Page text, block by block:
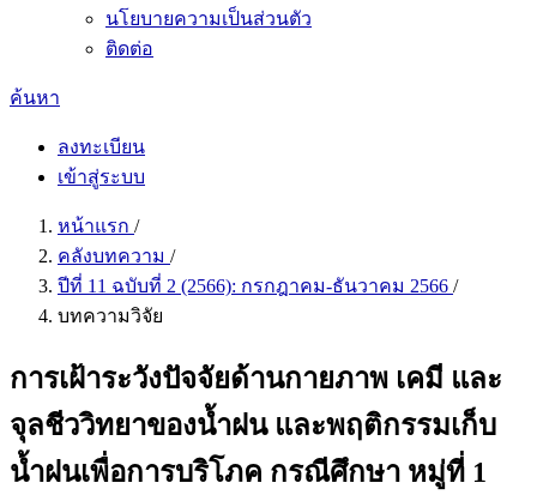
นโยบายความเป็นส่วนตัว
ติดต่อ
ค้นหา
ลงทะเบียน
เข้าสู่ระบบ
หน้าแรก /
คลังบทความ /
ปีที่ 11 ฉบับที่ 2 (2566): กรกฎาคม-ธันวาคม 2566 /
บทความวิจัย
การเฝ้าระวังปัจจัยด้านกายภาพ เคมี และ
จุลชีววิทยาของน้ำฝน และพฤติกรรมเก็บ
น้ำฝนเพื่อการบริโภค กรณีศึกษา หมู่ที่ 1